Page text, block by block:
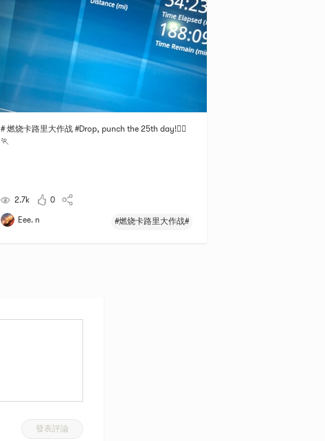
# 燃烧卡路里大作战 #Drop, punch the 25th day!🏃‍♀️
🏃
2.7k 0
Eee. n #燃烧卡路里大作战#
發表評論